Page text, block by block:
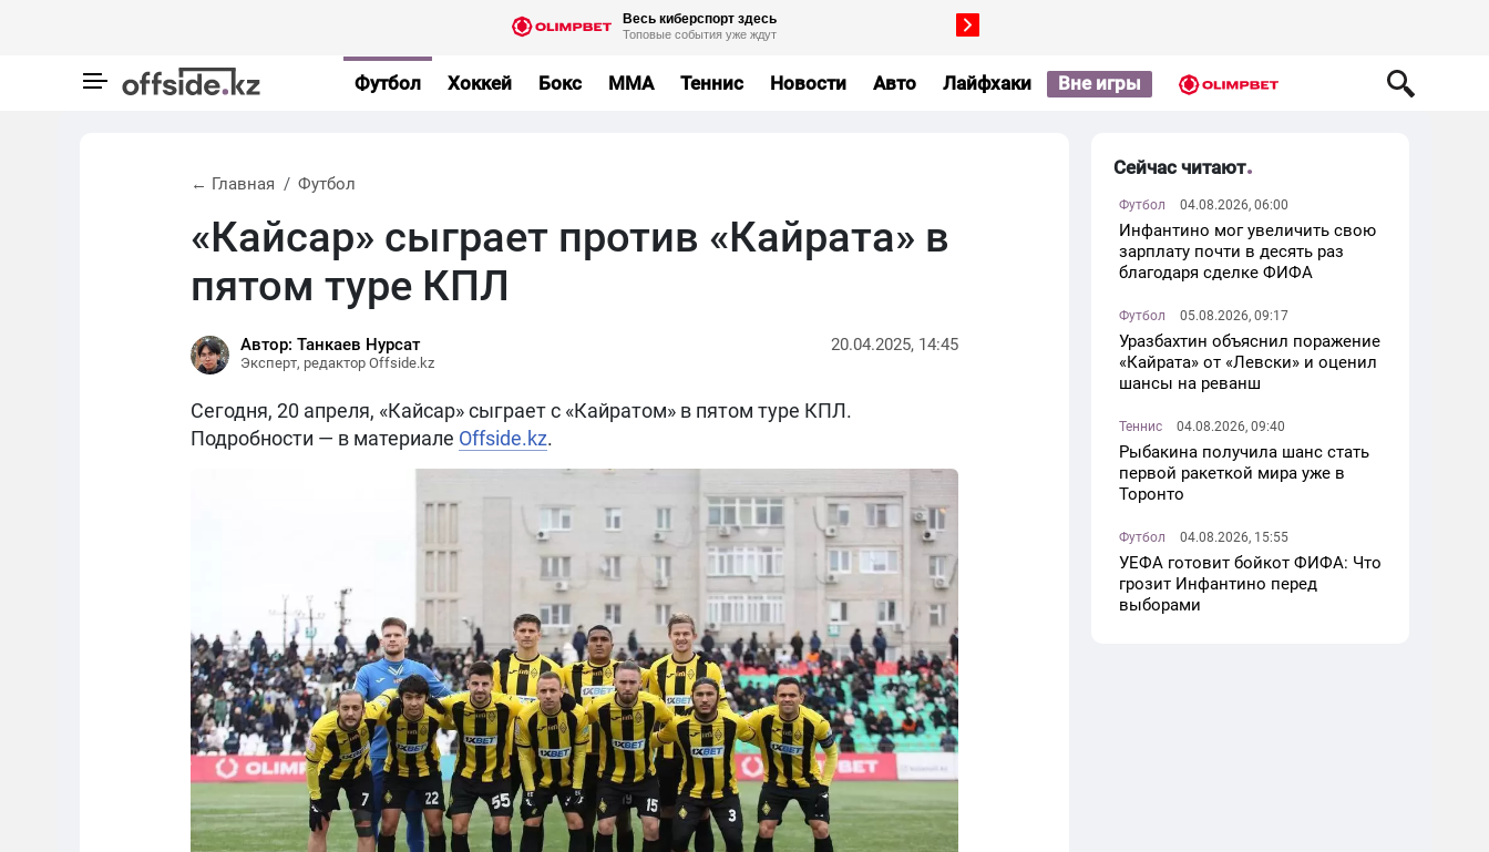
Футбол Хоккей Бокс MMA Теннис Новости Авто Лайфхаки Вне игры
← Главная Футбол
«Кайсар» сыграет против «Кайрата» в
пятом туре КПЛ
Автор: Танкаев Нурсат
Эксперт, редактор Offside.kz
20.04.2025, 14:45
Сегодня, 20 апреля, «Кайсар» сыграет с «Кайратом» в пятом туре КПЛ.
Подробности — в материале Offside.kz.
Сейчас читают
Футбол 04.08.2026, 06:00
Инфантино мог увеличить свою
зарплату почти в десять раз
благодаря сделке ФИФА
Футбол 05.08.2026, 09:17
Уразбахтин объяснил поражение
«Кайрата» от «Левски» и оценил
шансы на реванш
Теннис 04.08.2026, 09:40
Рыбакина получила шанс стать
первой ракеткой мира уже в
Торонто
Футбол 04.08.2026, 15:55
УЕФА готовит бойкот ФИФА: Что
грозит Инфантино перед
выборами